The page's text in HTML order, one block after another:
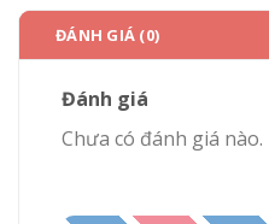
ĐÁNH GIÁ (0)
Đánh giá
Chưa có đánh giá nào.